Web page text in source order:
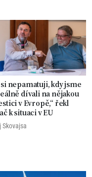
si nepamatuji, kdy jsme
dívali na nějakou
v Evropě,“ řekl
k situaci v EU
Skovajsa